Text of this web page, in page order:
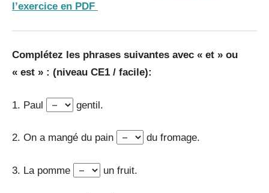
l’exercice en PDF
Complétez les phrases suivantes avec « et » ou
« est » : (niveau CE1 / facile):
1. Paul gentil.
2. On a mangé du pain du fromage.
3. La pomme un fruit.